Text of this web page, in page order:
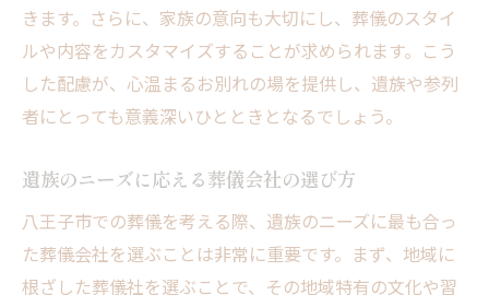
心温まるお別れ八王子市の葬儀で大切な人を偲
ぶ
心温まるお別れを実現するためのアイディ
ア
故人との絆を深めるお別れの時間の作り方
八王子市の自然を活かしたお別れの演出
故人を偲ぶための心温まるプランの紹介
きます。さらに、家族の意向も大切にし、葬儀のスタイ
ルや内容をカスタマイズすることが求められます。こう
した配慮が、心温まるお別れの場を提供し、遺族や参列
者にとっても意義深いひとときとなるでしょう。
遺族のニーズに応える葬儀会社の選び方
八王子市での葬儀を考える際、遺族のニーズに最も合っ
た葬儀会社を選ぶことは非常に重要です。まず、地域に
根ざした葬儀社を選ぶことで、その地域特有の文化や習